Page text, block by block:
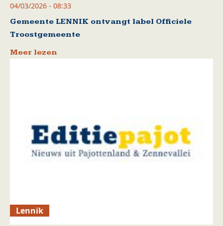
04/03/2026 - 08:33
Gemeente LENNIK ontvangt label Officiele
Troostgemeente
Meer lezen
Lennik